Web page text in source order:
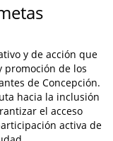
y de acción que
promoción de los
de Concepción.
hacia la inclusión
el acceso
activa de